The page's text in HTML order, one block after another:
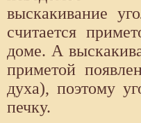
выскакивание
считается
доме. А
приметой
духа), поэтому
печку.